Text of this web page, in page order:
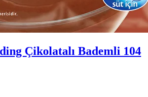
Çikolatalı Bademli 104